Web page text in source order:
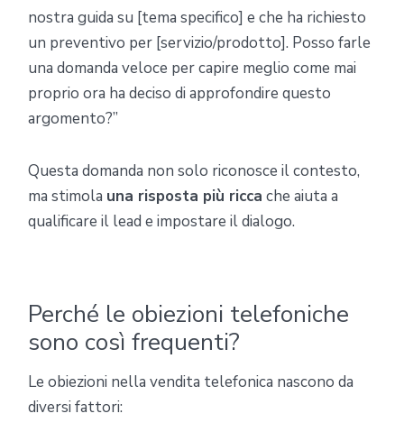
nostra guida su [tema specifico] e che ha richiesto
un preventivo per [servizio/prodotto]. Posso farle
una domanda veloce per capire meglio come mai
proprio ora ha deciso di approfondire questo
argomento?”
Questa domanda non solo riconosce il contesto,
ma stimola una risposta più ricca che aiuta a
qualificare il lead e impostare il dialogo.
Perché le obiezioni telefoniche
sono così frequenti?
Le obiezioni nella vendita telefonica nascono da
diversi fattori: